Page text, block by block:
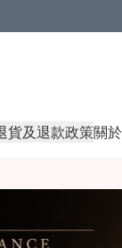
貨及退款政策關